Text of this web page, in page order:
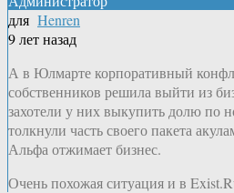
для Henren
9 лет назад
А в Юлмарте корпоративный
собственников решила выйти из
захотели у них выкупить долю по
толкнули часть своего пакета
Альфа отжимает бизнес.
Очень похожая ситуация и в